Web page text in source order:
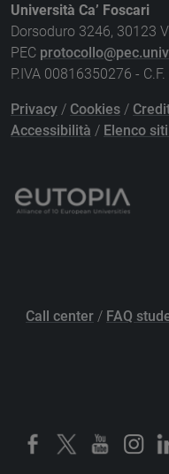
Università Ca’ Foscari
Dorsoduro 3246, 30123
PEC
P.IVA 00816350276 -
Privacy / Cookies /
Accessibilità / Elenco
Call center / FAQ